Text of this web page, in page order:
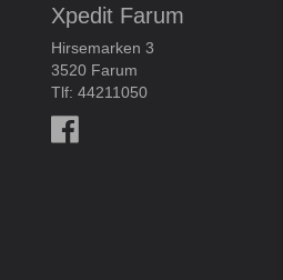
Xpedit Farum
Hirsemarken 3
3520 Farum
Tlf: 44211050